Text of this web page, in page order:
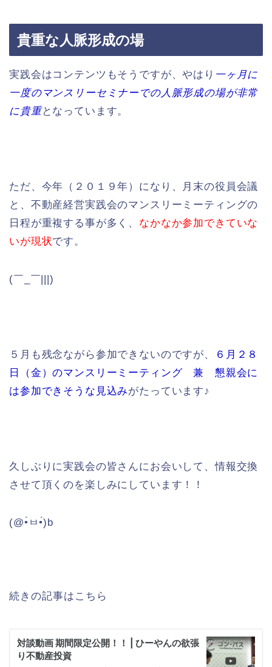
貴重な人脈形成の場
実践会はコンテンツもそうですが、やはり 一ヶ月に
一度のマンスリーセミナーでの人脈形成の場が非常
に貴重となっています。
ただ、今年（２０１９年）になり、月末の役員会議
と、不動産経営実践会のマンスリーミーティングの
日程が重複する事が多く、 なかなか参加できていな
いが現状です。
(￣_￣|||)
５月も残念ながら参加できないのですが、
６月２８
日（金）のマンスリーミーティング 兼 懇親会に
は参加できそうな見込みがたっています♪
久しぶりに実践会の皆さんにお会いして、情報交換
させて頂くのを楽しみにしています！！
(@•̀ㅂ•́)b
続きの記事はこちら